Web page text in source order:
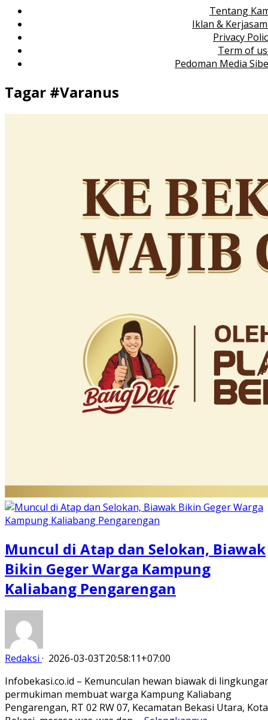
Tentang
Iklan &
Privacy
Term of
Pedoman Media
Tagar #Varanus
Muncul di Atap dan Selokan, Biawak
Bikin Geger Warga Kampung
Kaliabang Pengarengan
Redaksi · 2026-03-03T20:58:11+07:00
Infobekasi.co.id – Kemunculan hewan biawak di
permukiman membuat warga Kampung Kaliabang
Pengarengan, RT 02 RW 07, Kecamatan Bekasi Utara, Kota